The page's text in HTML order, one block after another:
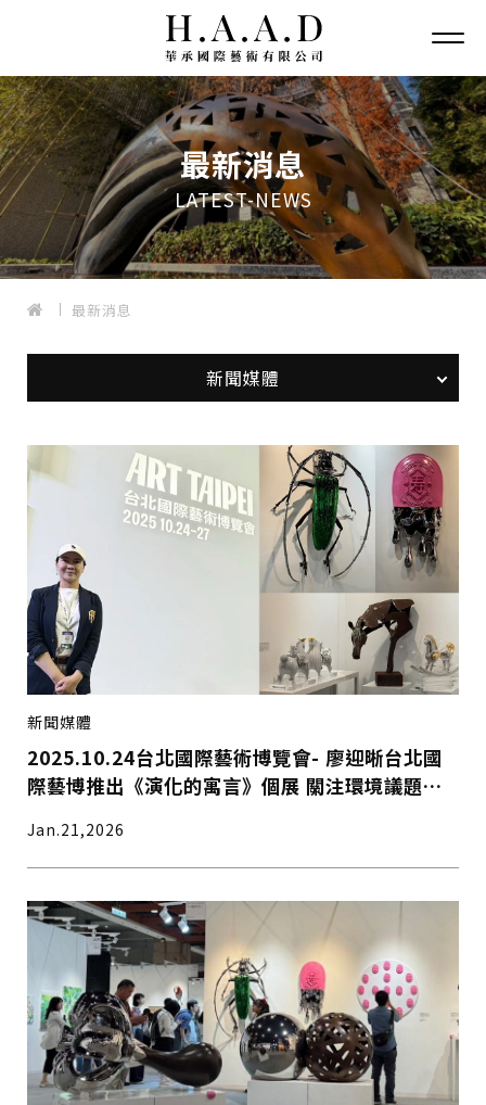
最新消息
LATEST-NEWS
最新消息
新聞媒體
新聞媒體
2025.10.24台北國際藝術博覽會- 廖迎晰台北國
際藝博推出《演化的寓言》個展 關注環境議題與
Jan.21,2026